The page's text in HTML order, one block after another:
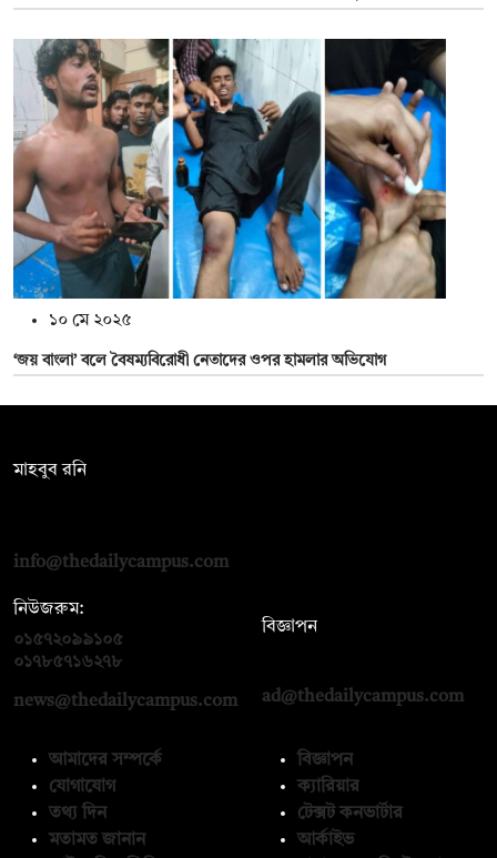
১০ মে ২০২৫
‘জয় বাংলা’ বলে বৈষম্যবিরোধী নেতাদের ওপর হামলার অভিযোগ
মাহবুব রনি
info@thedailycampus.com
নিউজরুম:
০১৫৭২০৯৯১০৫
০১৭৮৫৭১৬২৭৮
news@thedailycampus.com
বিজ্ঞাপন
ad@thedailycampus.com
আমাদের সম্পর্কে
যোগাযোগ
তথ্য দিন
মতামত জানান
বিজ্ঞাপন
ক্যারিয়ার
টেক্সট কনভার্টার
আর্কাইভ